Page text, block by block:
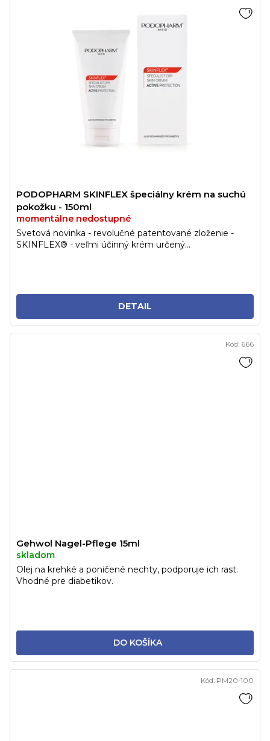
PODOPHARM SKINFLEX špeciálny krém na suchú
pokožku - 150ml
momentálne nedostupné
DETAIL
Svetová novinka - revolučné patentované zloženie -
SKINFLEX® - veľmi účinný krém určený...
Gehwol Nagel-Pflege 15ml
skladom
DO KOŠÍKA
Olej na krehké a poničené nechty, podporuje ich rast.
Vhodné pre diabetikov.
Kód: 666
Kód: PM20-100